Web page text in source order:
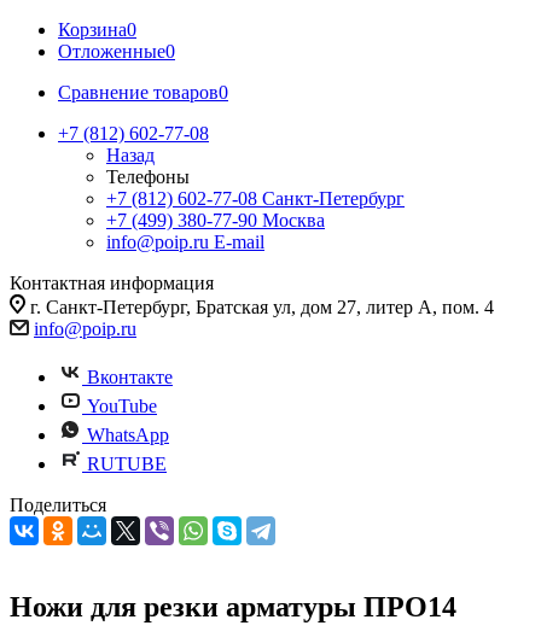
Корзина0
Отложенные0
Сравнение товаров0
+7 (812) 602-77-08
Назад
Телефоны
+7 (812) 602-77-08 Санкт-Петербург
+7 (499) 380-77-90 Москва
info@poip.ru E-mail
Контактная информация
г. Санкт-Петербург, Братская ул, дом 27, литер А, пом. 4
info@poip.ru
Вконтакте
YouTube
WhatsApp
RUTUBE
Поделиться
Ножи для резки арматуры ПРО14